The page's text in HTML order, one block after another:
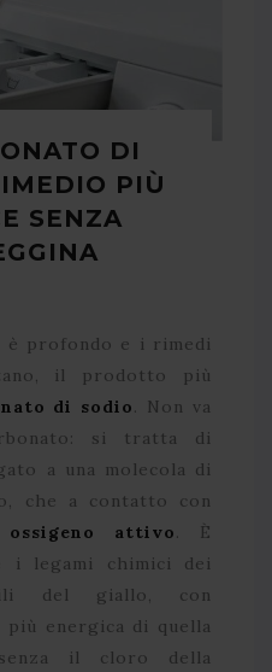
DI
PIÙ
SENZA
è profondo e i rimedi
il prodotto più
di sodio. Non va
si tratta di
a una molecola di
che a contatto con
ossigeno attivo. È
i legami chimici dei
del giallo, con
più energica di quella
il cloro della